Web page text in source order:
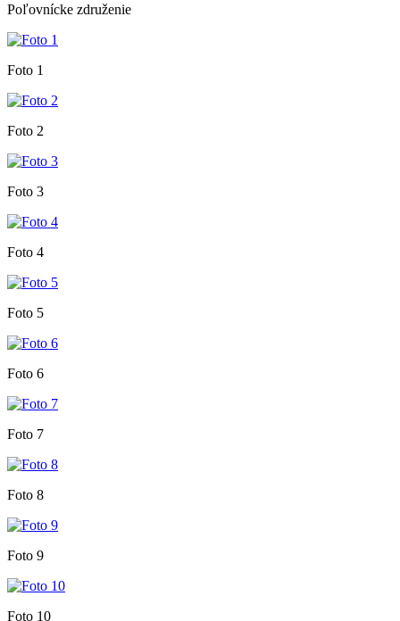
Poľovnícke združenie
Foto 1
Foto 2
Foto 3
Foto 4
Foto 5
Foto 6
Foto 7
Foto 8
Foto 9
Foto 10